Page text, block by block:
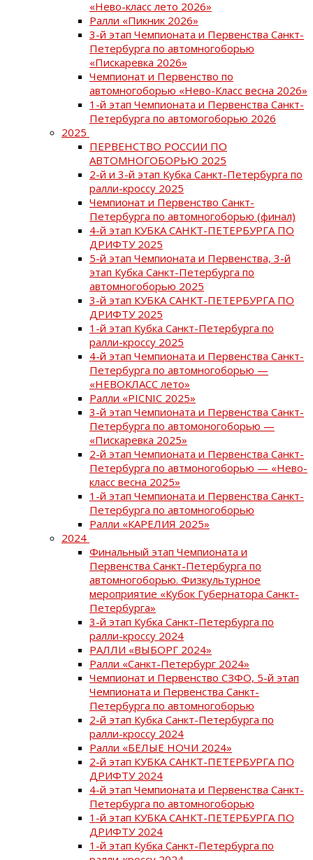
«Нево-класс лето 2026»
Ралли «Пикник 2026»
3-й этап Чемпионата и Первенства Санкт-
Петербурга по автомногоборью
«Пискаревка 2026»
Чемпионат и Первенство по
автомногоборью «Нево-Класс весна 2026»
1-й этап Чемпионата и Первенства Санкт-
Петербурга по автомогоборью 2026
2025
ПЕРВЕНСТВО РОССИИ ПО
АВТОМНОГОБОРЬЮ 2025
2-й и 3-й этап Кубка Санкт-Петербурга по
ралли-кроссу 2025
Чемпионат и Первенство Санкт-
Петербурга по автомногоборью (финал)
4-й этап КУБКА САНКТ-ПЕТЕРБУРГА ПО
ДРИФТУ 2025
5-й этап Чемпионата и Первенства, 3-й
этап Кубка Санкт-Петербурга по
автомногоборью 2025
3-й этап КУБКА САНКТ-ПЕТЕРБУРГА ПО
ДРИФТУ 2025
1-й этап Кубка Санкт-Петербурга по
ралли-кроссу 2025
4-й этап Чемпионата и Первенства Санкт-
Петербурга по автомногоборью —
«НЕВОКЛАСС лето»
Ралли «PICNIC 2025»
3-й этап Чемпионата и Первенства Санкт-
Петербурга по автомоногоборью —
«Пискаревка 2025»
2-й этап Чемпионата и Первенства Санкт-
Петербурга по автмоногоборью — «Нево-
класс весна 2025»
1-й этап Чемпионата и Первенства Санкт-
Петербурга по автомногоборью
Ралли «КАРЕЛИЯ 2025»
2024
Финальный этап Чемпионата и
Первенства Санкт-Петербурга по
автомногоборью. Физкультурное
мероприятие «Кубок Губернатора Санкт-
Петербурга»
3-й этап Кубка Санкт-Петербурга по
ралли-кроссу 2024
РАЛЛИ «ВЫБОРГ 2024»
Ралли «Санкт-Петербург 2024»
Чемпионат и Первенство СЗФО, 5-й этап
Чемпионата и Первенства Санкт-
Петербурга по автомногоборью
2-й этап Кубка Санкт-Петербурга по
ралли-кроссу 2024
Ралли «БЕЛЫЕ НОЧИ 2024»
2-й этап КУБКА САНКТ-ПЕТЕРБУРГА ПО
ДРИФТУ 2024
4-й этап Чемпионата и Первенства Санкт-
Петербурга по автомногоборью
1-й этап КУБКА САНКТ-ПЕТЕРБУРГА ПО
ДРИФТУ 2024
1-й этап Кубка Санкт-Петербурга по